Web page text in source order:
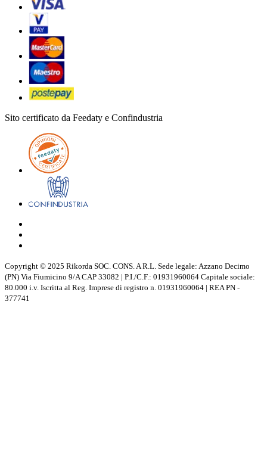
Sito certificato da Feedaty e Confindustria
Copyright © 2025 Rikorda SOC. CONS. A R.L. Sede legale: Azzano Decimo
(PN) Via Fiumicino 9/A CAP 33082 | P.I./C.F.: 01931960064 Capitale sociale:
80.000 i.v. Iscritta al Reg. Imprese di registro n. 01931960064 | REA PN -
377741